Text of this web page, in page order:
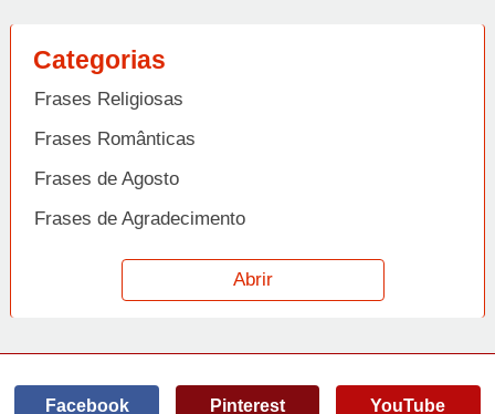
Categorias
Frases Religiosas
Frases Românticas
Frases de Agosto
Frases de Agradecimento
Frases de Amizade
Frases de Amor
Abrir
Facebook Pinterest YouTube